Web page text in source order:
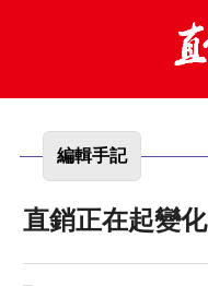
編輯手記
直銷正在起變化